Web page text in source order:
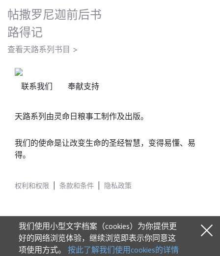
帖撒罗尼迦前后书
路得记
查看天路系列书目 >
联系我们 奉献支持
天路系列由灵命日粮事工制作及出版。
我们的使命是让改变生命的圣经智慧，变得易懂、易
得。
权利和权限 条款和条件 隐私政策
© 2026 Our Daily Bread Ministries
我们使用小型文字档案（cookies）为你提供更
好的网络浏览体验，继续浏览即表示你同意这
项使用方式。 按此了解我们使用cookies的详情